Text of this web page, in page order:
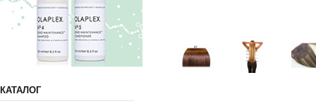
КАТАЛОГ